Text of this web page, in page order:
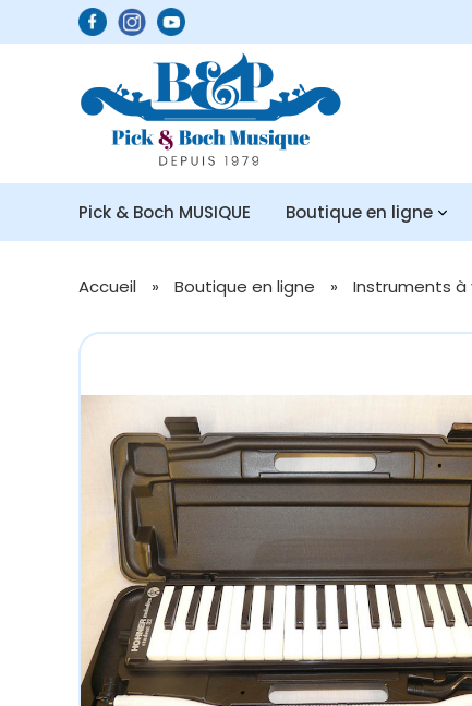
Pick & Boch MUSIQUE Boutique en ligne
Accueil » Boutique en ligne » Instruments à